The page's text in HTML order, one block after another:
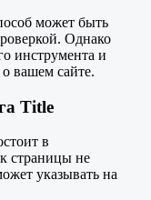
может быть
Однако
инструмента и
вашем сайте.
Title
в
страницы не
указывать на